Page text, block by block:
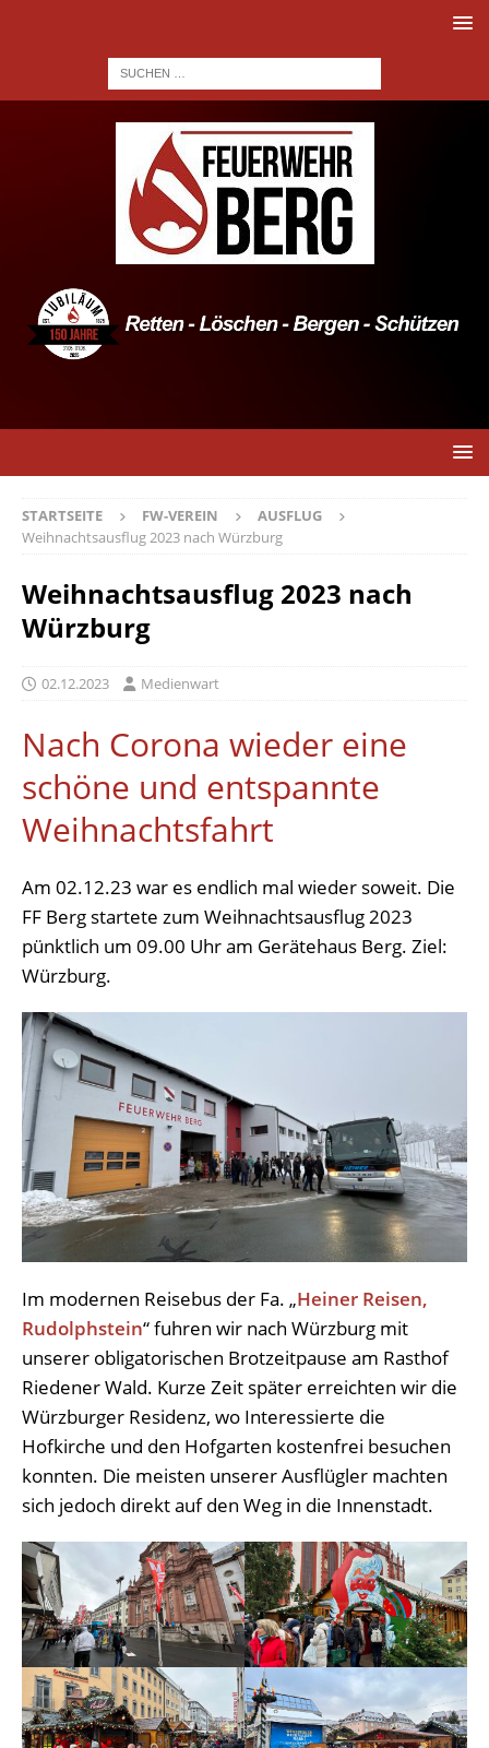
STARTSEITE FW-VEREIN
AUSFLUG
Weihnachtsausflug 2023 nach Würzburg
Weihnachtsausflug 2023 nach
Würzburg
02.12.2023 Medienwart
Nach Corona wieder eine
schöne und entspannte
Weihnachtsfahrt
Am 02.12.23 war es endlich mal wieder soweit. Die
FF Berg startete zum Weihnachtsausflug 2023
pünktlich um 09.00 Uhr am Gerätehaus Berg. Ziel:
Würzburg.
Im modernen Reisebus der Fa. „Heiner Reisen,
Rudolphstein“ fuhren wir nach Würzburg mit
unserer obligatorischen Brotzeitpause am Rasthof
Riedener Wald. Kurze Zeit später erreichten wir die
Würzburger Residenz, wo Interessierte die
Hofkirche und den Hofgarten kostenfrei besuchen
konnten. Die meisten unserer Ausflügler machten
sich jedoch direkt auf den Weg in die Innenstadt.